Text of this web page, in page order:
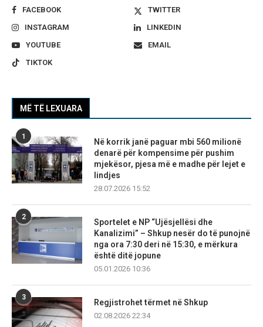
FACEBOOK
TWITTER
INSTAGRAM
LINKEDIN
YOUTUBE
EMAIL
TIKTOK
MË TË LEXUARA
1
Në korrik janë paguar mbi 560 milionë
denarë për kompensime për pushim
mjekësor, pjesa më e madhe për lejet e
lindjes
28.07.2026 15:52
2
Sportelet e NP “Ujësjellësi dhe
Kanalizimi” – Shkup nesër do të punojnë
nga ora 7:30 deri në 15:30, e mërkura
është ditë jopune
05.01.2026 10:36
3
Regjistrohet tërmet në Shkup
02.08.2026 22:34